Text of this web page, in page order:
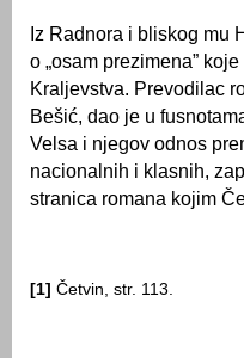
Iz Radnora i bliskog mu
o „osam prezimena”
Kraljevstva. Prevodilac
Bešić, dao je u
Velsa i njegov odnos
nacionalnih i klasnih,
stranica romana kojim
[1] Četvin, str. 113.